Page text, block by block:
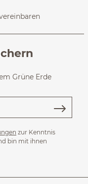
Grüne Erde
zur Kenntnis
bin mit ihnen